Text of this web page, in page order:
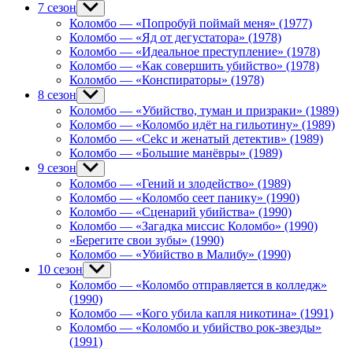
7 сезон Show
sub
menu
Коломбо — «Попробуй поймай меня» (1977)
Коломбо — «Яд от дегустатора» (1978)
Коломбо — «Идеальное преступление» (1978)
Коломбо — «Как совершить убийство» (1978)
Коломбо — «Конспираторы» (1978)
8 сезон Show
sub
menu
Коломбо — «Убийство, туман и призраки» (1989)
Коломбо — «Коломбо идёт на гильотину» (1989)
Коломбо — «Cekc и женатый детектив» (1989)
Коломбо — «Большие манёвры» (1989)
9 сезон Show
sub
menu
Коломбо — «Гений и злодейство» (1989)
Коломбо — «Коломбо сеет панику» (1990)
Коломбо — «Сценарий убийства» (1990)
Коломбо — «Загадка миссис Коломбо» (1990)
«Берегите свои зубы» (1990)
Коломбо — «Убийство в Малибу» (1990)
10 сезон Show
sub
menu
Коломбо — «Коломбо отправляется в колледж»
(1990)
Коломбо — «Кого убила капля никотина» (1991)
Коломбо — «Коломбо и убийство рок-звезды»
(1991)